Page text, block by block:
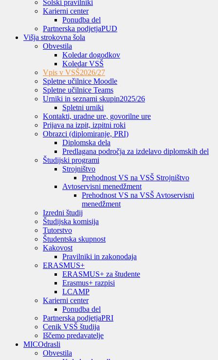
Šolski pravilniki
Karierni center
Ponudba del
Partnerska podjetjaPUD
Višja strokovna šola
Obvestila
Koledar dogodkov
Koledar VSŠ
Vpis v VSŠ2026/27
Spletne učilnice Moodle
Spletne učilnice Teams
Urniki in seznami skupin2025/26
Spletni urniki
Kontakti, uradne ure, govorilne ure
Prijava na izpit, izpitni roki
Obrazci (diplomiranje, PRI)
Diplomska dela
Predlagana področja za izdelavo diplomskih del
Študijski programi
Strojništvo
Prehodnost VS na VSŠ Strojništvo
Avtoservisni menedžment
Prehodnost VS na VSŠ Avtoservisni
menedžment
Izredni študij
Študijska komisija
Tutorstvo
Študentska skupnost
Kakovost
Pravilniki in zakonodaja
ERASMUS+
ERASMUS+ za študente
Erasmus+ razpisi
LCAMP
Karierni center
Ponudba del
Partnerska podjetjaPRI
Cenik VSŠ študija
Iščemo predavatelje
MICOdrasli
Obvestila